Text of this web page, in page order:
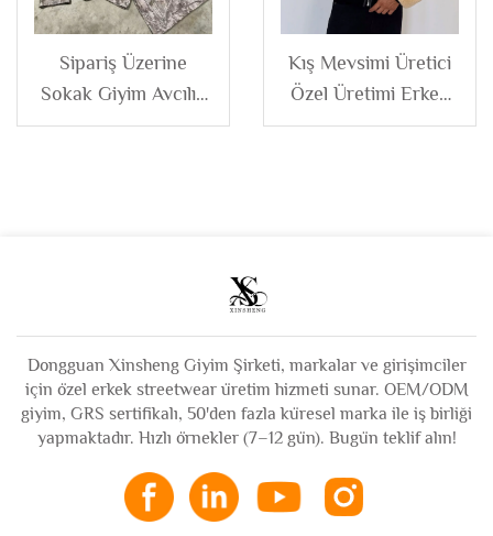
Sipariş Üzerine
Sokak Giyim Avcılık
Kamuflaj Tümü
Kış Mevsimi Üretici
Özel Üretimi Erkek
Ağırlıklı Kalın Süet
Dongguan Xinsheng Giyim Şirketi, markalar ve girişimciler
için özel erkek streetwear üretim hizmeti sunar. OEM/ODM
giyim, GRS sertifikalı, 50'den fazla küresel marka ile iş birliği
yapmaktadır. Hızlı örnekler (7–12 gün). Bugün teklif alın!